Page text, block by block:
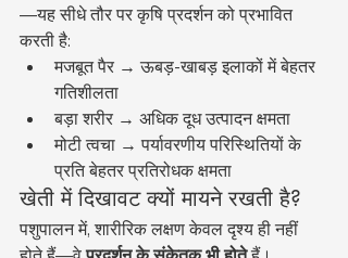
—यह सीधे तौर पर कृषि प्रदर्शन को प्रभावित
करती है:
मजबूत पैर → ऊबड़-खाबड़ इलाकों में बेहतर
गतिशीलता
बड़ा शरीर → अधिक दूध उत्पादन क्षमता
मोटी त्वचा → पर्यावरणीय परिस्थितियों के
प्रति बेहतर प्रतिरोधक क्षमता
खेती में दिखावट क्यों मायने रखती है?
पशुपालन में, शारीरिक लक्षण केवल दृश्य ही नहीं